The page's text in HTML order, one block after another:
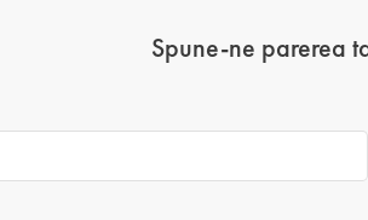
Spune-ne parerea